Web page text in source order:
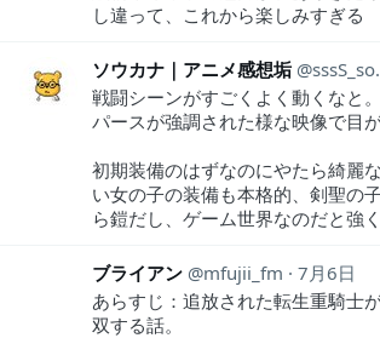
し違って、これから楽しみすぎる
ソウカナ｜アニメ感想垢 sssS_souka_7
戦闘シーンがすごくよく動くなと
パースが強調された様な映像で目
初期装備のはずなのにやたら綺麗
い女の子の装備も本格的、剣聖の
ら鎧だし、ゲーム世界なのだと強
ブライアン mfujii_fm
7月6日
あらすじ：追放された転生重騎士
双する話。